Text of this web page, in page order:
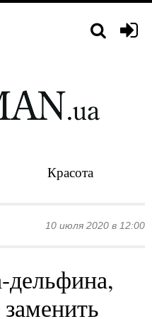
Красота
10 июля 2020 в 12:00
дельфина,